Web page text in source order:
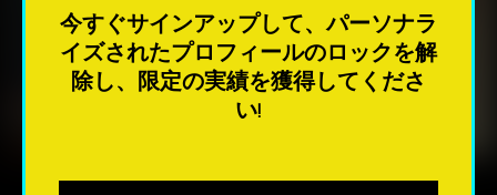
STUDIOS]
今すぐダウンロード
今すぐサインアップして、パーソナラ
イズされたプロフィールのロックを解
除し、限定の実績を獲得してくださ
い!